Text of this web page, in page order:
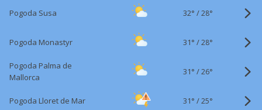
Pogoda Susa 32° /28°
Pogoda Monastyr 31° /28°
Pogoda Palma de
Mallorca
31° /26°
Pogoda Lloret de Mar 31° /25°